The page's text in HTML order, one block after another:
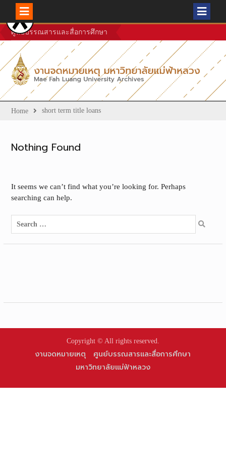
Skip
to
content
ศูนย์บรรณสารและสื่อการศึกษา
Home short term title loans
Nothing Found
It seems we can’t find what you’re looking for. Perhaps
searching can help.
Search
for:
Copyright © All rights reserved.
งานจดหมายเหตุ
ศูนย์บรรณสารและสื่อการศึกษา
มหาวิทยาลัยแม่ฟ้าหลวง